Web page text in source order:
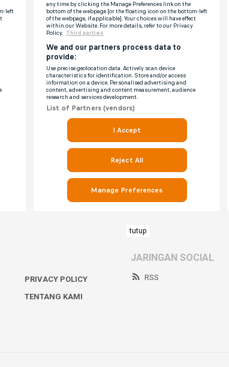
PRIVACY POLICY
TENTANG KAMI
JARINGAN SOCIAL
RSS
tutup